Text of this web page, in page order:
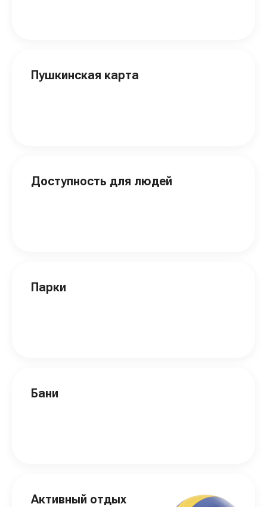
Пушкинская карта
Доступность для людей
Парки
Бани
Активный отдых